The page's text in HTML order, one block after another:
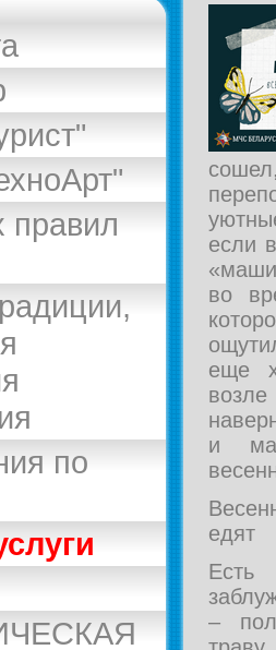
правил
по
если
во
еще
и
едят
–